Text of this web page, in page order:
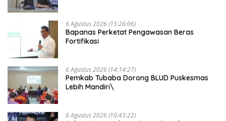
6 Agustus 2026 (15:26:06)
Bapanas Perketat Pengawasan Beras
Fortifikasi
6 Agustus 2026 (14:14:27)
Pemkab Tubaba Dorong BLUD Puskesmas
Lebih Mandiri\
6 Agustus 2026 (10:43:22)